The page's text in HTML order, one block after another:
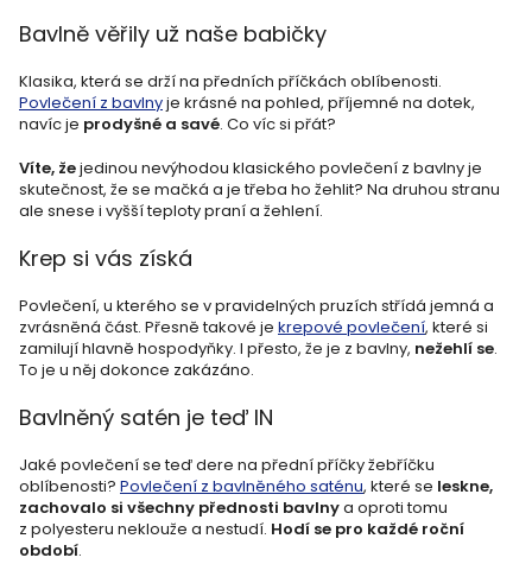
Bavlně věřily už naše babičky
Klasika, která se drží na předních příčkách oblíbenosti.
Povlečení z bavlnyje krásné na pohled, příjemné na dotek,
navíc je prodyšné a savé. Co víc si přát?
Víte, žejedinou nevýhodou klasického povlečení z bavlny je
skutečnost, že se mačká a je třeba ho žehlit? Na druhou stranu
ale snese i vyšší teploty praní a žehlení.
Krep si vás získá
Povlečení, u kterého se v pravidelných pruzích střídá jemná a
zvrásněná část. Přesně takové je krepové povlečení, které si
zamilují hlavně hospodyňky. I přesto, že je z bavlny, nežehlí se.
To je u něj dokonce zakázáno.
Bavlněný satén je teď IN
Jaké povlečení se teď dere na přední příčky žebříčku
oblíbenosti? Povlečení z bavlněného saténu, které se leskne,
zachovalo si všechny přednosti bavlnya oproti tomu
z polyesteru neklouže a nestudí. Hodí se pro každé roční
období.